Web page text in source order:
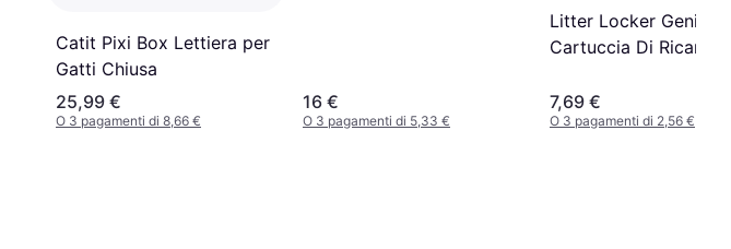
Catit Pixi Box Lettiera per
Gatti Chiusa
25,99 €
O 3 pagamenti di 8,66 €
16 €
O 3 pagamenti di 5,33 €
Litter Locker Genie
Cartuccia Di Ricarica
7,69 €
O 3 pagamenti di 2,56 €